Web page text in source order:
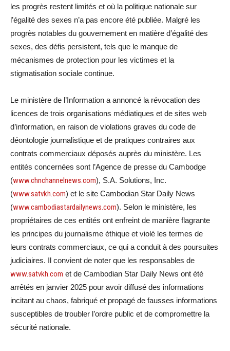
les progrès restent limités et où la politique nationale sur
l’égalité des sexes n’a pas encore été publiée. Malgré les
progrès notables du gouvernement en matière d’égalité des
sexes, des défis persistent, tels que le manque de
mécanismes de protection pour les victimes et la
stigmatisation sociale continue.
Le ministère de l’Information a annoncé la révocation des
licences de trois organisations médiatiques et de sites web
d’information, en raison de violations graves du code de
déontologie journalistique et de pratiques contraires aux
contrats commerciaux déposés auprès du ministère. Les
entités concernées sont l’Agence de presse du Cambodge
(www.chnchannelnews.com), S.A. Solutions, Inc.
(www.satvkh.com) et le site Cambodian Star Daily News
(www.cambodiastardailynews.com). Selon le ministère, les
propriétaires de ces entités ont enfreint de manière flagrante
les principes du journalisme éthique et violé les termes de
leurs contrats commerciaux, ce qui a conduit à des poursuites
judiciaires. Il convient de noter que les responsables de
www.satvkh.com et de Cambodian Star Daily News ont été
arrêtés en janvier 2025 pour avoir diffusé des informations
incitant au chaos, fabriqué et propagé de fausses informations
susceptibles de troubler l’ordre public et de compromettre la
sécurité nationale.